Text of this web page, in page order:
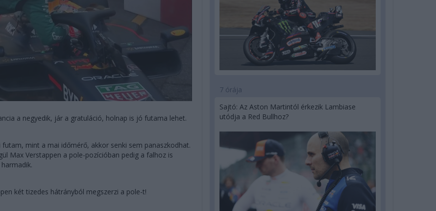
a negyedik, jár a gratuláció, holnap is jó futama lehet.
mint a mai időmérő, akkor senki sem panaszkodhat.
Max Verstappen a pole-pozícióban pedig a falhoz is
két tizedes hátrányból megszerzi a pole-t!
7 órája
Sajtó: Az Aston Martintól érkezik Lambiase
utódja a Red Bullhoz?